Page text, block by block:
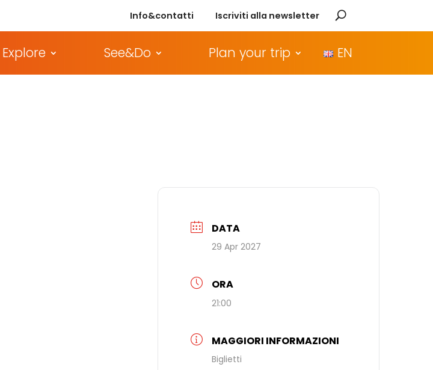
Info&contatti Iscriviti alla newsletter
Explore See&Do Plan your trip EN
DATA
29 Apr 2027
ORA
21:00
MAGGIORI INFORMAZIONI
Biglietti